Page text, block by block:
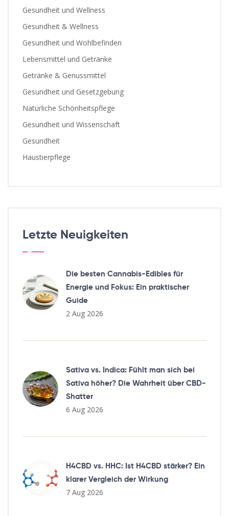
Gesundheit und Wellness
Gesundheit & Wellness
Gesundheit und Wohlbefinden
Lebensmittel und Getränke
Getränke & Genussmittel
Gesundheit und Gesetzgebung
Natürliche Schönheitspflege
Gesundheit und Wissenschaft
Gesundheit
Haustierpflege
Letzte Neuigkeiten
Die besten Cannabis-Edibles für
Energie und Fokus: Ein praktischer
Guide
2 Aug 2026
Sativa vs. Indica: Fühlt man sich bei
Sativa höher? Die Wahrheit über CBD-
Shatter
6 Aug 2026
H4CBD vs. HHC: Ist H4CBD stärker? Ein
klarer Vergleich der Wirkung
7 Aug 2026